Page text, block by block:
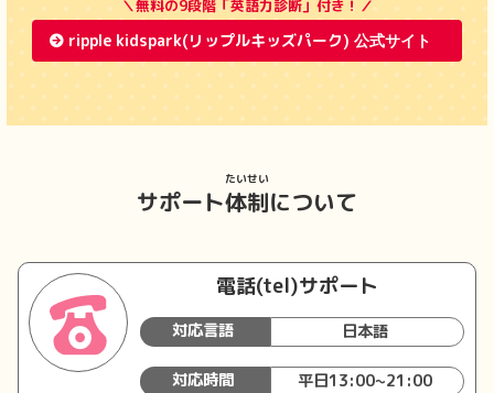
＼無料の9段階「英語力診断」付き！／
ripple kidspark(リップルキッズパーク)
サポート体制
たいせい
について
電話(tel)サポート
対応言語 日本語
対応時間 平日13:00~21:00